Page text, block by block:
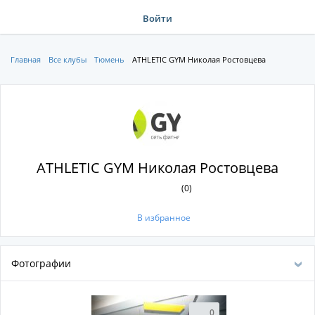
Войти
Главная Все клубы Тюмень ATHLETIC GYM Николая Ростовцева
ATHLETIC GYM Николая Ростовцева
(0)
В избранное
Фотографии
0